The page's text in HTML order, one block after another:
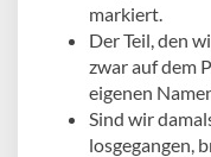
markiert.
Der Teil, den
zwar auf dem
eigenen
Sind wir
losgegangen,